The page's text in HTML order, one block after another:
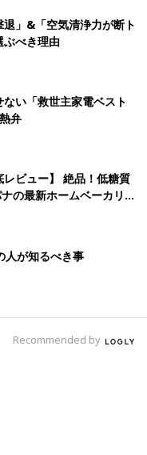
」&「空気清浄力が断ト
ぶべき理由
い「救世主家電ベスト
弁
レビュー】 絶品！低糖質
の最新ホームベーカリー
人が知るべき事
Recommended by